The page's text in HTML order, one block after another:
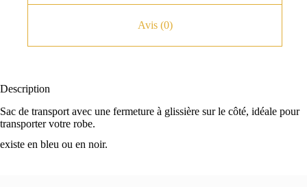
Avis (0)
Description
Sac de transport avec une fermeture à glissière sur le côté, idéale pour
transporter votre robe.
existe en bleu ou en noir.